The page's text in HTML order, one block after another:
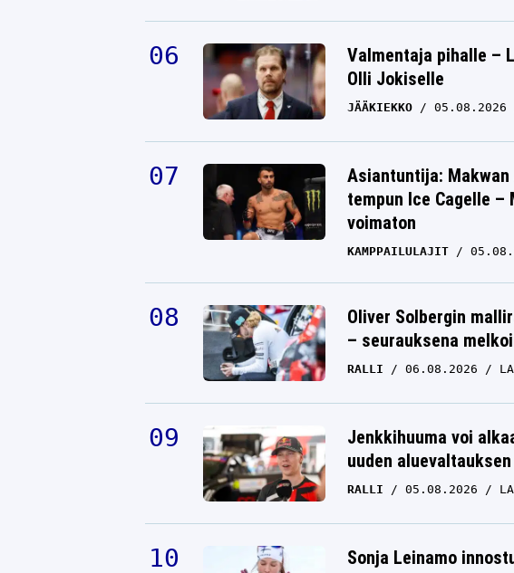
Valmentaja pihalle –
Olli Jokiselle
JÄÄKIEKKO 05.08.2026
Asiantuntija:
tempun Ice Cagelle –
voimaton
KAMPPAILULAJIT
Oliver Solbergin
– seurauksena
RALLI 06.08.2026
Jenkkihuuma voi
uuden aluevaltauksen
RALLI 05.08.2026
Sonja Leinamo